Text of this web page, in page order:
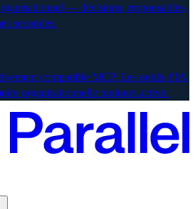
— décisions, responsables,
secondes.
compatible MCP. Les outils d'IA
organisationnelle toujours active.